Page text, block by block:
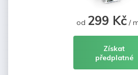
od 299 Kč/
Získat
předplatné